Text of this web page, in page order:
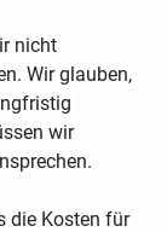
nicht
Wir glauben,
wir
die Kosten für